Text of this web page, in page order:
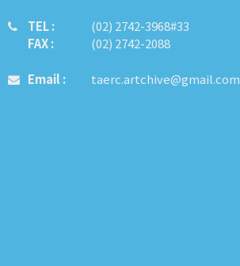
TEL :
FAX :
​​​​(02) 2742-3968#33
(02) 2742-2088
Email : taerc.artchive@gmail.com